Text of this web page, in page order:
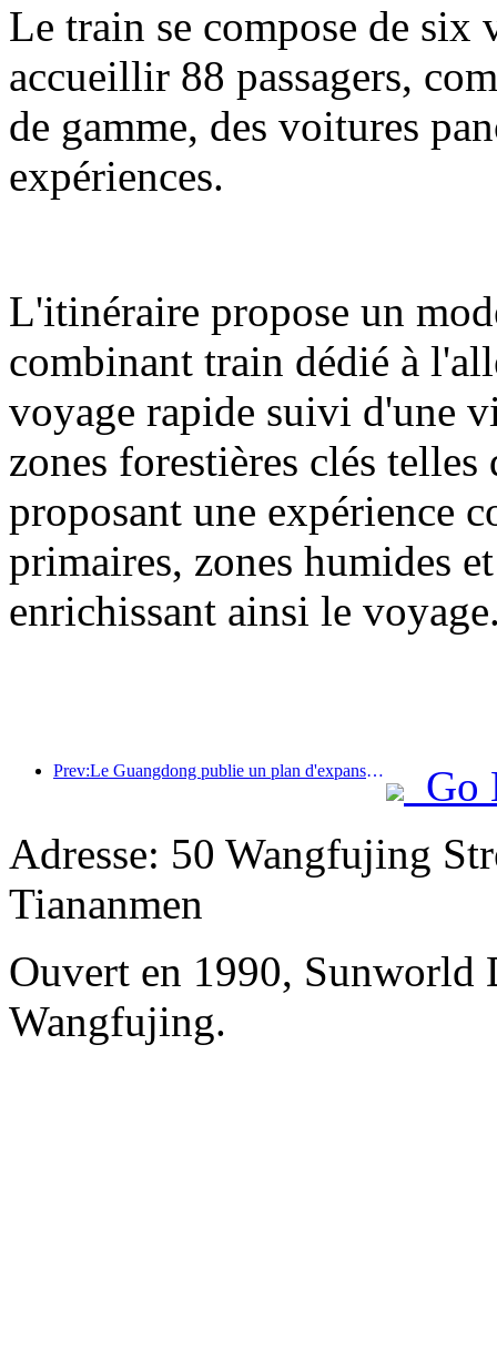
Le train se compose de six
accueillir 88 passagers,
de gamme, des voitures
expériences.
L'itinéraire propose un
combinant train dédié à
voyage rapide suivi d'une
zones forestières clés
proposant une expérience
primaires, zones humides
enrichissant ainsi le
Prev:Le Guangdong publie un plan d'expansion des capacités du secteur des services pour faire de la région de la Grande Baie une destination touristique de classe mondiale.
Go
Adresse: 50 Wangfujing
Tiananmen
Ouvert en 1990,
Wangfujing.